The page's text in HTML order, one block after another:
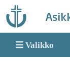
Skip
to
content
Valikko